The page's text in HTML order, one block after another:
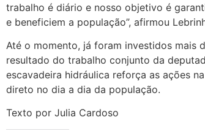
trabalho é diário e nosso objetivo é
e beneficiem a população”, afirmou
Até o momento, já foram investidos mais
resultado do trabalho conjunto da
escavadeira hidráulica reforça as ações
direto no dia a dia da população.
Texto por Julia Cardoso